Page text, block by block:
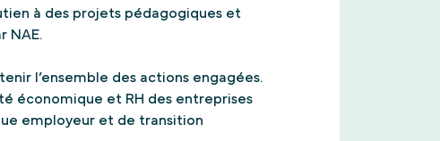
à des projets pédagogiques et
NAE.
l’ensemble des actions engagées.
économique et RH des entreprises
employeur et de transition